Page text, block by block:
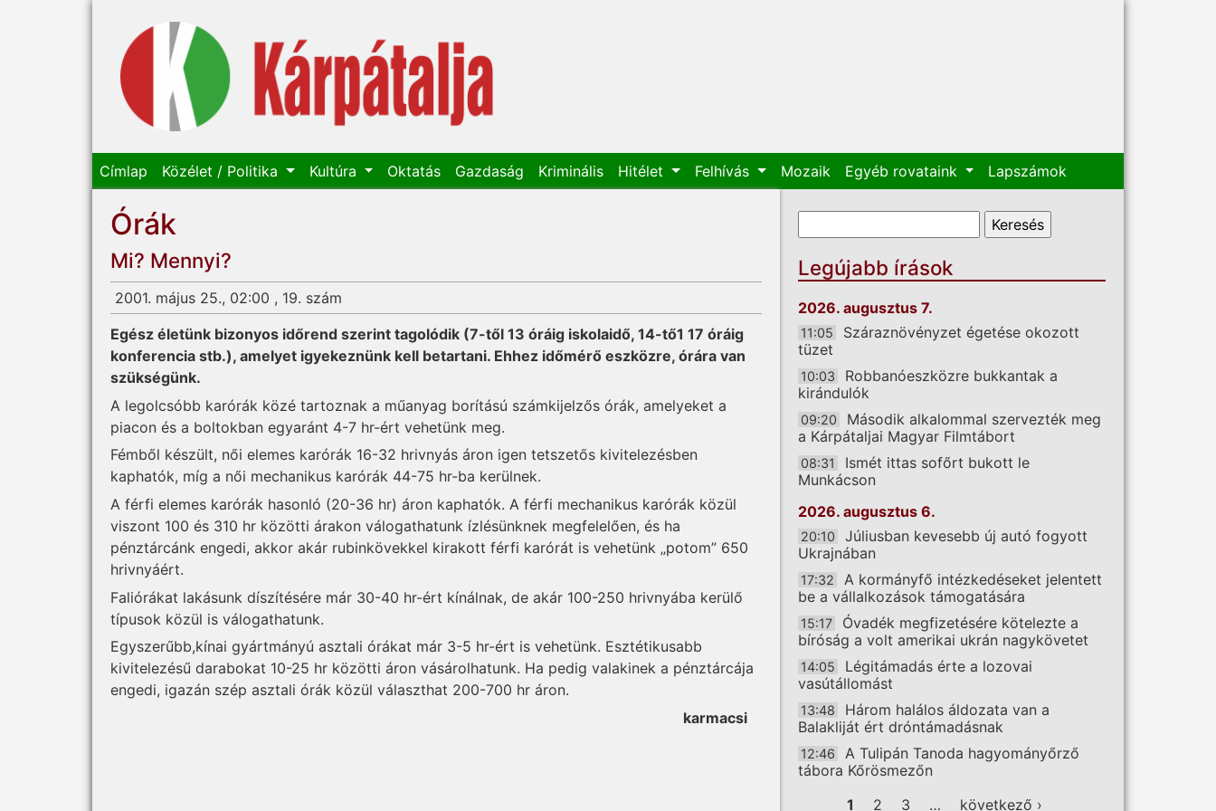
Címlap Közélet / Politika Kultúra Oktatás Gazdaság Kriminális Hitélet Felhívás Mozaik Egyéb rovataink Lapszámok
Órák
Mi? Mennyi?
2001. május 25., 02:00 , 19. szám
Egész életünk bizonyos időrend szerint tagolódik (7-től 13 óráig iskolaidő, 14-tő1 17 óráig
konferencia stb.), amelyet igyekeznünk kell betartani. Ehhez időmérő eszközre, órára van
szükségünk.
A legolcsóbb karórák közé tartoznak a műanyag borítású számkijelzős órák, amelyeket a
piacon és a boltokban egyaránt 4-7 hr-ért vehetünk meg.
Fémből készült, női elemes kar­órák 16-32 hrivnyás áron igen tetszetős kivitelezésben
kaphatók, míg a női mechanikus karórák 44-75 hr-ba kerülnek.
A férfi elemes karórák hasonló (20-36 hr) áron kaphatók. A férfi mechanikus karórák közül
viszont 100 és 310 hr közötti árakon válogathatunk ízlésünknek megfelelően, és ha
pénztárcánk engedi, akkor akár rubinkövekkel kirakott férfi karórát is vehetünk „potom” 650
hrivnyáért.
Faliórákat lakásunk díszítésére már 30-40 hr-ért kínálnak, de akár 100-250 hrivnyába kerülő
típusok közül is válogathatunk.
Egyszerűbb,kínai gyártmányú asztali órákat már 3-5 hr-ért is vehetünk. Esztétikusabb
kivitelezésű darabokat 10-25 hr közötti áron vásárolhatunk. Ha pedig valakinek a pénztárcája
engedi, igazán szép asztali órák közül választhat 200-700 hr áron.
karmacsi
Keresés űrlap
Legújabb írások
2026. augusztus 7.
11:05
Száraznövényzet égetése okozott
tüzet
10:03
Robbanóeszközre bukkantak a
kirándulók
09:20
Második alkalommal szervezték meg
a Kárpátaljai Magyar Filmtábort
08:31
Ismét ittas sofőrt bukott le
Munkácson
2026. augusztus 6.
20:10
Júliusban kevesebb új autó fogyott
Ukrajnában
17:32
A kormányfő intézkedéseket jelentett
be a vállalkozások támogatására
15:17
Óvadék megfizetésére kötelezte a
bíróság a volt amerikai ukrán nagykövetet
14:05
Légitámadás érte a lozovai
vasútállomást
13:48
Három halálos áldozata van a
Balakliját ért dróntámadásnak
12:46
A Tulipán Tanoda hagyományőrző
tábora Kőrösmezőn
Oldalak
1 2 3 … következő ›